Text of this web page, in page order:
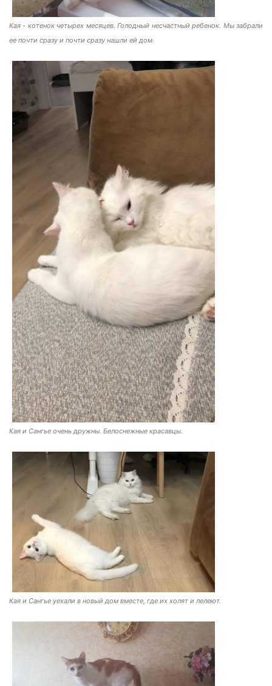
Кая - котенок четырех месяцев. Голодный несчастный ребенок. Мы забрали
ее почти сразу и почти сразу нашли ей дом.
Кая и Сангье очень дружны. Белоснежные красавцы.
Кая и Сангье уехали в новый дом вместе, где их холят и лелеют.